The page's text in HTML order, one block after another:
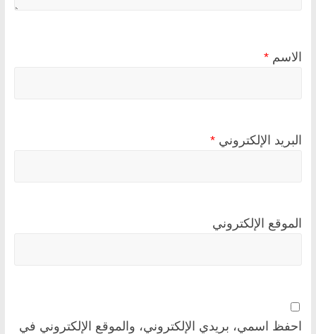
الاسم *
البريد الإلكتروني *
الموقع الإلكتروني
احفظ اسمي، بريدي الإلكتروني، والموقع الإلكتروني في